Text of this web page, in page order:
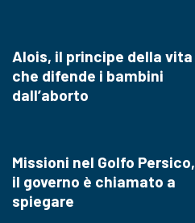
Alois, il principe della vita
che difende i bambini
dall’aborto
Missioni nel Golfo Persico,
il governo è chiamato a
spiegare